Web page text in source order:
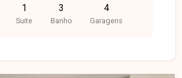
oferece praticidade, conforto
para toda a família. Casa com
1
Suite
3
Banho
4
Garagens